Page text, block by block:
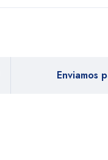
Enviamos